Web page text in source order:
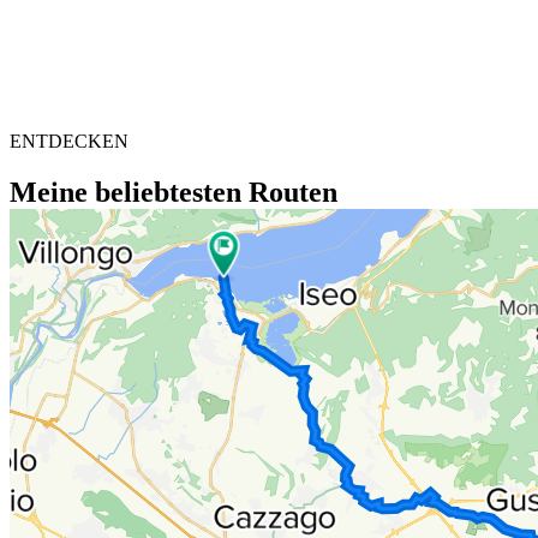
ENTDECKEN
Meine beliebtesten Routen